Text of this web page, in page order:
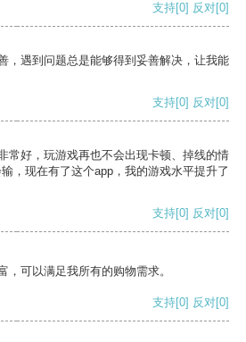
支持[0] 反对[0]
，遇到问题总是能够得到妥善解决，让我能
支持[0] 反对[0]
常好，玩游戏再也不会出现卡顿、掉线的情
，现在有了这个app，我的游戏水平提升了
支持[0] 反对[0]
，可以满足我所有的购物需求。
支持[0] 反对[0]